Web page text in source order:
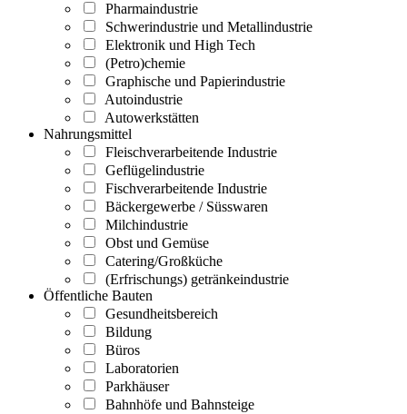
Pharmaindustrie
Schwerindustrie und Metallindustrie
Elektronik und High Tech
(Petro)chemie
Graphische und Papierindustrie
Autoindustrie
Autowerkstätten
Nahrungsmittel
Fleischverarbeitende Industrie
Geflügelindustrie
Fischverarbeitende Industrie
Bäckergewerbe / Süsswaren
Milchindustrie
Obst und Gemüse
Catering/Großküche
(Erfrischungs) getränkeindustrie
Öffentliche Bauten
Gesundheitsbereich
Bildung
Büros
Laboratorien
Parkhäuser
Bahnhöfe und Bahnsteige